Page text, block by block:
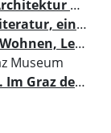
ORT. HAUS. VERSTAND.
zu versammeln
dem, was zählt
Museum
der 70er